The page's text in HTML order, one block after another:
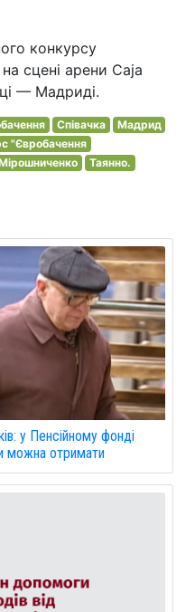
конкурсу
сцені арени Caja
— Мадриді.
Співачка
Мадрид
"Євробачення
Таянно.
у Пенсійному фонді
можна отримати